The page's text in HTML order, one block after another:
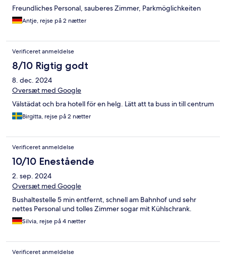
Freundliches Personal, sauberes Zimmer, Parkmöglichkeiten
Antje, rejse på 2 nætter
Verificeret anmeldelse
8/10 Rigtig godt
8. dec. 2024
Oversæt med Google
Välstädat och bra hotell för en helg. Lätt att ta buss in till centrum
Birgitta, rejse på 2 nætter
Verificeret anmeldelse
10/10 Enestående
2. sep. 2024
Oversæt med Google
Bushaltestelle 5 min entfernt, schnell am Bahnhof und sehr
nettes Personal und tolles Zimmer sogar mit Kühlschrank.
Silvia, rejse på 4 nætter
Verificeret anmeldelse